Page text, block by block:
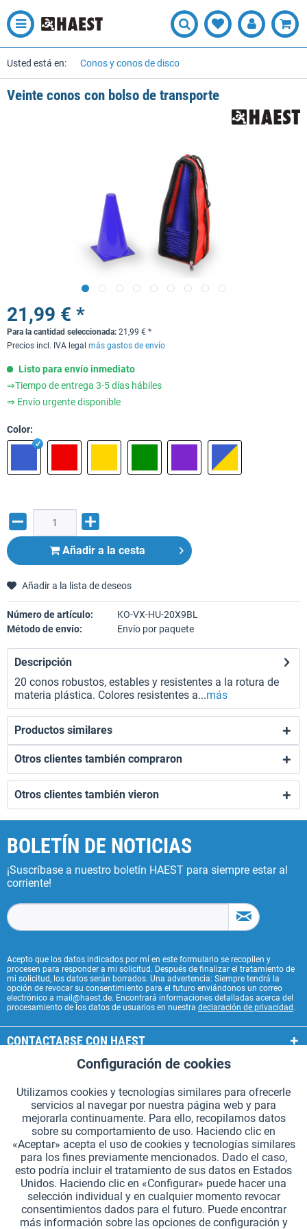
Usted está en: Conos y conos de disco
Veinte conos con bolso de transporte
21,99 € *
Para la cantidad seleccionada: 21,99 € *
Precios incl. IVA legal más gastos de envío
Listo para envío inmediato
⇒Tiempo de entrega 3-5 días hábiles
⇒ Envío urgente disponible
Color:
Añadir a la cesta
Añadir a la lista de deseos
Número de artículo:
KO-VX-HU-20X9BL
Método de envío:
Envío por paquete
Descripción
20 conos robustos, estables y resistentes a la rotura de
materia plástica. Colores resistentes a...más
Productos similares
Otros clientes también compraron
Otros clientes también vieron
BOLETÍN DE NOTICIAS
¡Suscríbase a nuestro boletín HAEST para siempre estar al
corriente!
Acepto que los datos indicados por mí en este formulario se recopilen y
procesen para responder a mi solicitud. Después de finalizar el tratamiento de
mi solicitud, los datos serán borrados. Una advertencia: Siempre tendrá la
opción de revocar su consentimiento para el futuro enviándonos un correo
electrónico a mail@haest.de. Encontrará informaciones detalladas acerca del
procesamiento de los datos de usuarios en nuestra declaración de privacidad .
CONTACTARSE CON HAEST
SERVICIOS HAEST
INFORMACIÓN GENERAL
MODOS DE PAGO
*Todos los precios incluyen IVA. Se añaden los gastos de envío..
Configuración de cookies Solicitar catálogos (en alemán)
Grabados láser en testigos Boletín ¿Quiénes somos? Ayuda
Funcionales Aktiv
Seguimiento Aktiv
Configuración de cookies
Utilizamos cookies y tecnologías similares para ofrecerle
servicios al navegar por nuestra página web y para
mejorarla continuamente. Para ello, recopilamos datos
sobre su comportamiento de uso. Haciendo clic en
«Aceptar» acepta el uso de cookies y tecnologías similares
para los fines previamente mencionados. Dado el caso,
esto podría incluir el tratamiento de sus datos en Estados
Unidos. Haciendo clic en «Configurar» puede hacer una
selección individual y en cualquier momento revocar
consentimientos dados para el futuro. Puede encontrar
más información sobre las opciones de configuración y